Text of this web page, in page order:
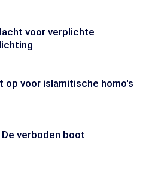
voor verplichte
op voor islamitische homo's
De verboden boot